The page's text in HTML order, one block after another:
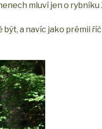
mluví jen o rybníku
být, a navíc jako prémii